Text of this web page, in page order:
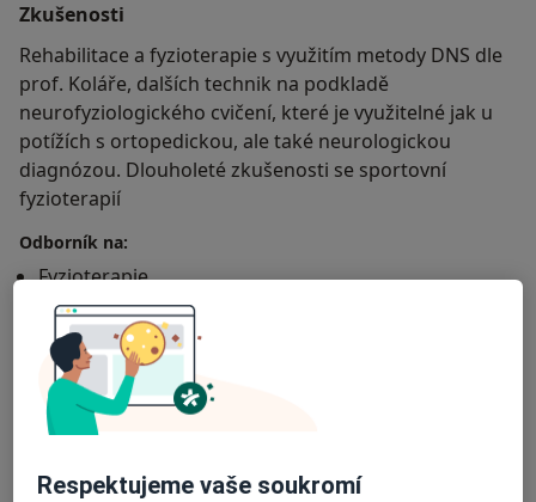
Zkušenosti
Rehabilitace a fyzioterapie s využitím metody DNS dle
prof. Koláře, dalších technik na podkladě
neurofyziologického cvičení, které je využitelné jak u
potížích s ortopedickou, ale také neurologickou
diagnózou. Dlouholeté zkušenosti se sportovní
fyzioterapií
Odborník na:
Fyzioterapie
Hlavní léčená onemocnění
Sportovní úrazy
Bolesti páteře
Bolesti zad
o zkušenostech
Respektujeme vaše soukromí